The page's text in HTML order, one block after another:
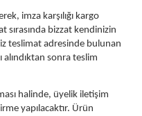
imza karşılığı kargo
sırasında bizzat kendinizin
teslimat adresinde bulunan
sonra teslim
halinde, üyelik iletişim
yapılacaktır. Ürün